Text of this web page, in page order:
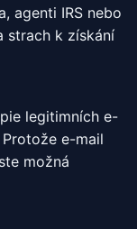
agenti IRS nebo
strach k získání
legitimních e-
e-mail
možná